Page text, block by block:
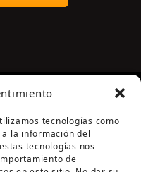
tecnologías como
la información del
tecnologías nos
de